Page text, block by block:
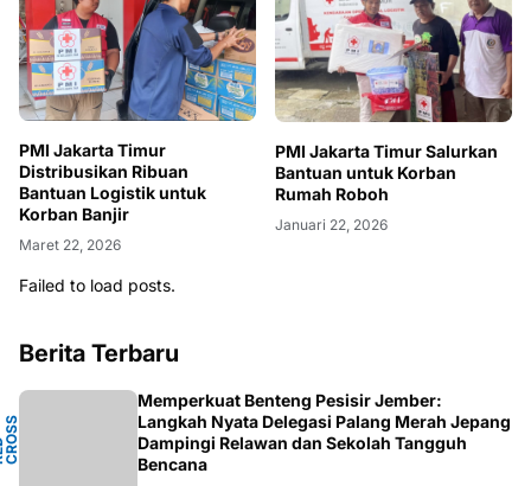
PMI Jakarta Timur
Distribusikan Ribuan
Bantuan Logistik untuk
Korban Banjir
Maret 22, 2026
PMI Jakarta Timur Salurkan
Bantuan untuk Korban
Rumah Roboh
Januari 22, 2026
Failed to load posts.
Berita Terbaru
N
S
T
Memperkuat Benteng Pesisir Jember:
Langkah Nyata Delegasi Palang Merah Jepang
Dampingi Relawan dan Sekolah Tangguh
Bencana